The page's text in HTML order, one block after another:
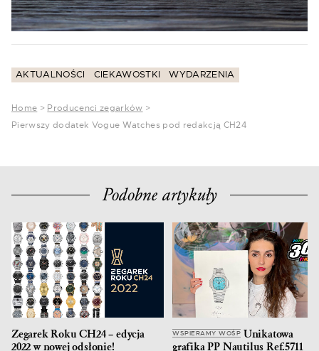
AKTUALNOŚCI CIEKAWOSTKI WYDARZENIA
Home > Producenci zegarków >
Pierwszy dodatek Vogue Watches pod redakcją CH24
Podobne artykuły
Zegarek Roku CH24 – edycja
2022 w nowej odsłonie!
WSPIERAMY WOŚP Unikatowa
grafika PP Nautilus Ref.5711